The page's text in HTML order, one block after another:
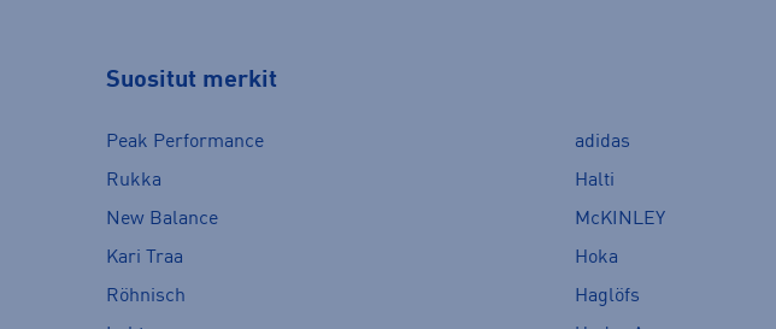
Suositut merkit
Peak Performance adidas
Rukka
Halti
New Balance
McKINLEY
Kari Traa
Hoka
Röhnisch
Haglöfs